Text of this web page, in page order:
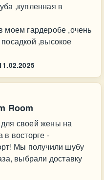
,купленная в
моем гардеробе ,очень
,высокое
Room
своей жены на
восторге -
Мы получили шубу
выбрали доставку